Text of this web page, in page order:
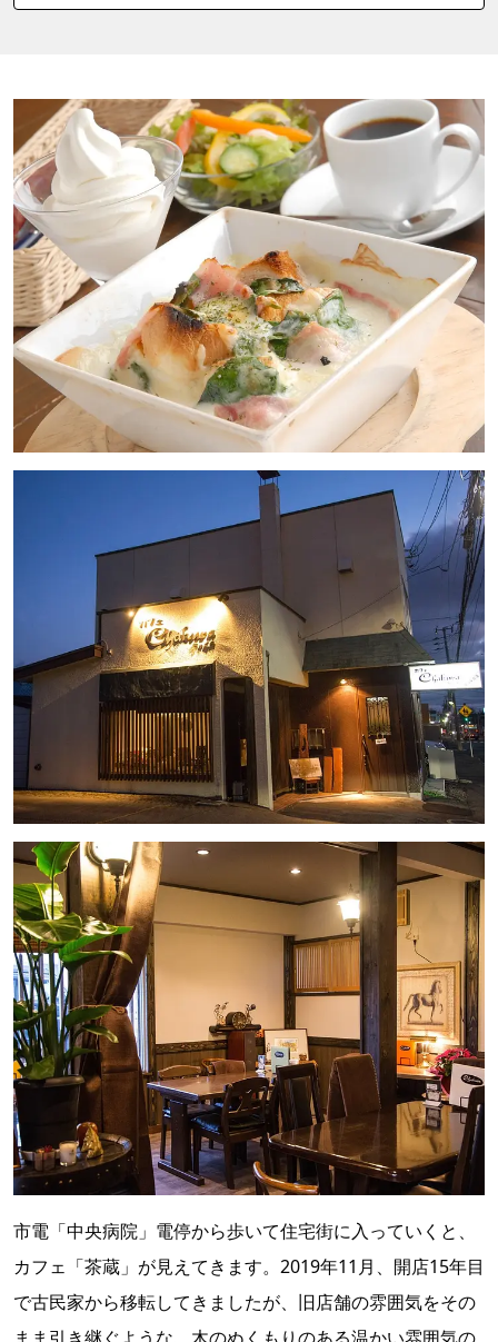
市電「中央病院」電停から歩いて住宅街に入っていくと、
カフェ「茶蔵」が見えてきます。2019年11月、開店15年目
で古民家から移転してきましたが、旧店舗の雰囲気をその